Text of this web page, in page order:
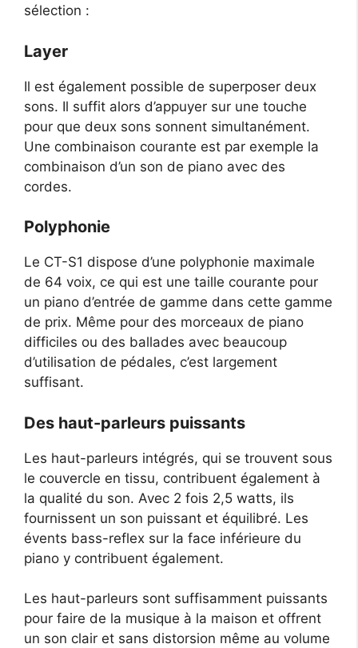
sélection :
Layer
Il est également possible de superposer deux
sons. Il suffit alors d’appuyer sur une touche
pour que deux sons sonnent simultanément.
Une combinaison courante est par exemple la
combinaison d’un son de piano avec des
cordes.
Polyphonie
Le CT-S1 dispose d’une polyphonie maximale
de 64 voix, ce qui est une taille courante pour
un piano d’entrée de gamme dans cette gamme
de prix. Même pour des morceaux de piano
difficiles ou des ballades avec beaucoup
d’utilisation de pédales, c’est largement
suffisant.
Des haut-parleurs puissants
Les haut-parleurs intégrés, qui se trouvent sous
le couvercle en tissu, contribuent également à
la qualité du son. Avec 2 fois 2,5 watts, ils
fournissent un son puissant et équilibré. Les
évents bass-reflex sur la face inférieure du
piano y contribuent également.
Les haut-parleurs sont suffisamment puissants
pour faire de la musique à la maison et offrent
un son clair et sans distorsion même au volume